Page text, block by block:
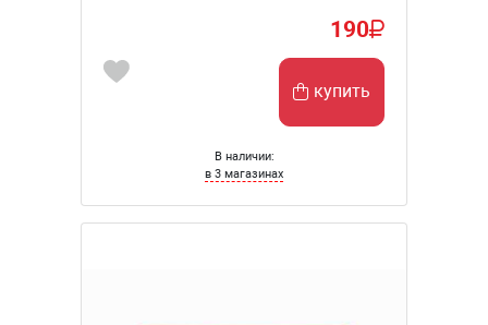
190
купить
В наличии:
в 3 магазинах